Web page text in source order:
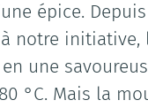
épice.
notre
une
°C. Mais la